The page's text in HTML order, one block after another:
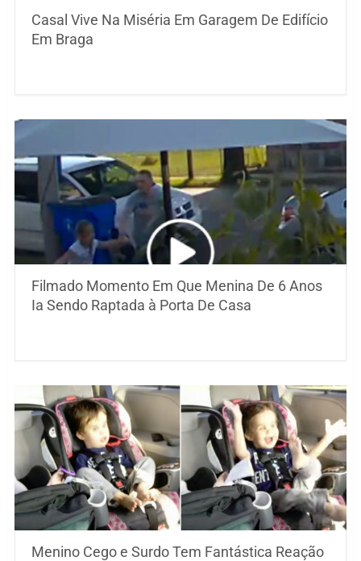
Casal Vive Na Miséria Em Garagem De Edifício
Em Braga
Filmado Momento Em Que Menina De 6 Anos
Ia Sendo Raptada à Porta De Casa
Menino Cego e Surdo Tem Fantástica Reação